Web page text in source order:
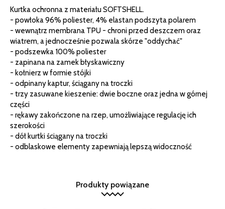
Kurtka ochronna z materiału SOFTSHELL.
- powłoka 96% poliester, 4% elastan podszyta polarem
- wewnątrz membrana TPU - chroni przed deszczem oraz
wiatrem, a jednocześnie pozwala skórze "oddychać"
- podszewka 100% poliester
- zapinana na zamek błyskawiczny
- kołnierz w formie stójki
- odpinany kaptur, ściągany na troczki
- trzy zasuwane kieszenie: dwie boczne oraz jedna w górnej
części
- rękawy zakończone na rzep, umożliwiające regulację ich
szerokości
- dół kurtki ściągany na troczki
- odblaskowe elementy zapewniają lepszą widoczność
Produkty powiązane